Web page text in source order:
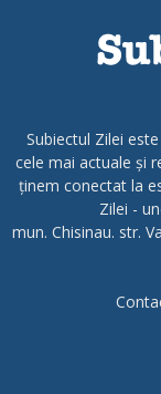
Subiectul Zilei
cele mai actuale și
ținem conectat la
Zilei -
mun. Chisinau. str.